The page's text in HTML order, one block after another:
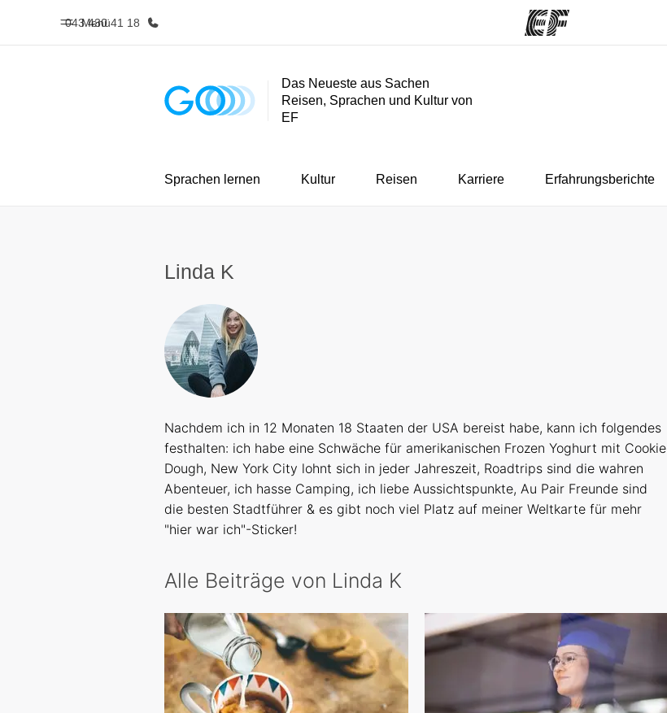
Menü
043 430 41 18
Home Programme
Alle Programme ansehen
Das Neueste aus Sachen
Reisen, Sprachen und Kultur von
EF
Sprachen lernen Kultur Reisen Karriere Erfahrungsberichte
Linda K
Nachdem ich in 12 Monaten 18 Staaten der USA bereist habe, kann ich folgendes
festhalten: ich habe eine Schwäche für amerikanischen Frozen Yoghurt mit Cookie
Dough, New York City lohnt sich in jeder Jahreszeit, Roadtrips sind die wahren
Abenteuer, ich hasse Camping, ich liebe Aussichtspunkte, Au Pair Freunde sind
die besten Stadtführer & es gibt noch viel Platz auf meiner Weltkarte für mehr
"hier war ich"-Sticker!
Alle Beiträge von Linda K